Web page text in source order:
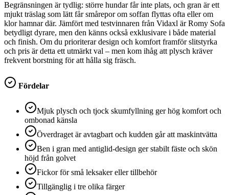
Begränsningen är tydlig: större hundar får inte plats, och gran är ett
mjukt träslag som lätt får smårepor om soffan flyttas ofta eller om
klor hamnar där. Jämfört med testvinnaren från Vidaxl är Romy Sofa
betydligt dyrare, men den känns också exklusivare i både material
och finish. Om du prioriterar design och komfort framför slitstyrka
och pris är detta ett utmärkt val – men kom ihåg att plysch kräver
frekvent borstning för att hålla sig fräsch.
Fördelar
Mjuk plysch och tjock skumfyllning ger hög komfort och
ombonad känsla
Överdraget är avtagbart och kudden går att maskintvätta
Ben i gran med antiglid-design ger stabilt fäste och skön
höjd från golvet
Fickor för små leksaker eller tillbehör
Tillgänglig i tre olika färger